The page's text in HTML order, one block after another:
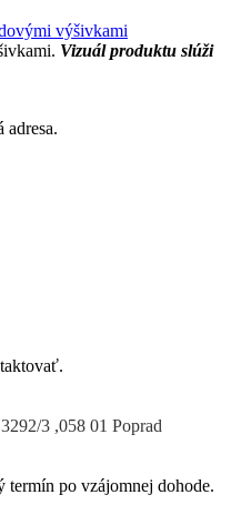
výšivkami
Vizuál produktu slúži
adresa.
3 ,058 01 Poprad
termín po vzájomnej dohode.